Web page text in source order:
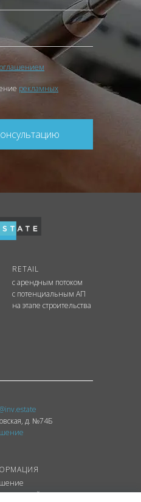
рекламных
RETAIL
с арендным потоком
с потенциальным АП
на этапе строительства
д. №74Б
сайта